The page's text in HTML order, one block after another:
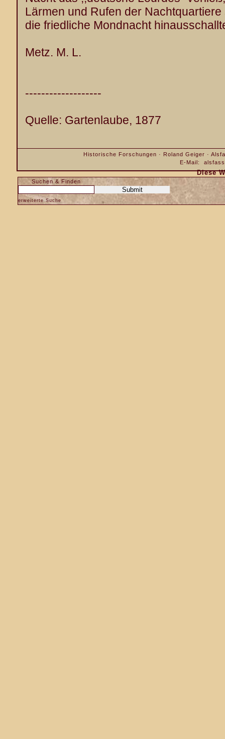
Lärmen und Rufen der
die friedliche Mondnacht
Metz. M. L.
-------------------
Quelle: Gartenlaube, 1877
Historische Forschungen · Roland Geiger ·
E-Mail:
Diese
Suchen & Finden
erweiterte Suche